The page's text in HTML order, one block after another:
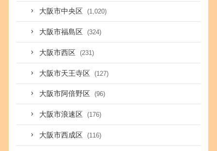
大阪市中央区 (1,020)
大阪市福島区 (324)
大阪市西区 (231)
大阪市天王寺区 (127)
大阪市阿倍野区 (96)
大阪市浪速区 (176)
大阪市西成区 (116)